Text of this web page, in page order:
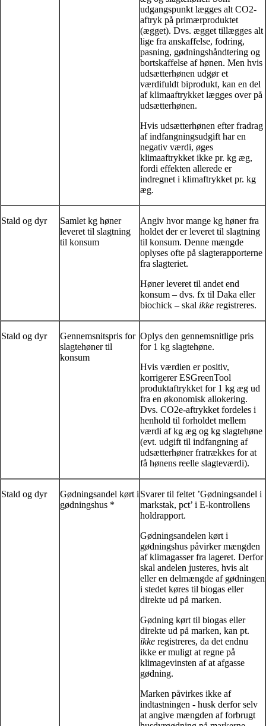
udgangspunkt lægges alt CO2-
aftryk på primærproduktet
(ægget). Dvs. ægget tillægges alt
lige fra anskaffelse, fodring,
pasning, gødningshåndtering og
bortskaffelse af hønen. Men hvis
udsætterhønen udgør et
værdifuldt biprodukt, kan en del
af klimaaftrykket lægges over på
udsætterhønen.
Hvis udsætterhønen efter fradrag
af indfangningsudgift har en
negativ værdi, øges
klimaaftrykket ikke pr. kg æg,
fordi effekten allerede er
indregnet i klimaftrykket pr. kg
æg.
Stald og dyr
Samlet kg høner
leveret til slagtning
til konsum
Angiv hvor mange kg høner fra
holdet der er leveret til slagtning
til konsum. Denne mængde
oplyses ofte på slagterapporterne
fra slagteriet.
Høner leveret til andet end
konsum – dvs. fx til Daka eller
biochick – skal ikke registreres.
Stald og dyr
Gennemsnitspris for
slagtehøner til
konsum
Oplys den gennemsnitlige pris
for 1 kg slagtehøne.
Hvis værdien er positiv,
korrigerer ESGreenTool
produktaftrykket for 1 kg æg ud
fra en økonomisk allokering.
Dvs. CO2e-aftrykket fordeles i
henhold til forholdet mellem
værdi af kg æg og kg slagtehøne
(evt. udgift til indfangning af
udsætterhøner fratrækkes for at
få hønens reelle slagteværdi).
Stald og dyr
Gødningsandel kørt i
gødningshus *
Svarer til feltet ’Gødningsandel i
markstak, pct’ i E-kontrollens
holdrapport.
Gødningsandelen kørt i
gødningshus påvirker mængden
af klimagasser fra lageret. Derfor
skal andelen justeres, hvis alt
eller en delmængde af gødningen
i stedet køres til biogas eller
direkte ud på marken.
Gødning kørt til biogas eller
direkte ud på marken, kan pt.
ikke registreres, da det endnu
ikke er muligt at regne på
klimagevinsten af at afgasse
gødning.
Marken påvirkes ikke af
indtastningen - husk derfor selv
at angive mængden af forbrugt